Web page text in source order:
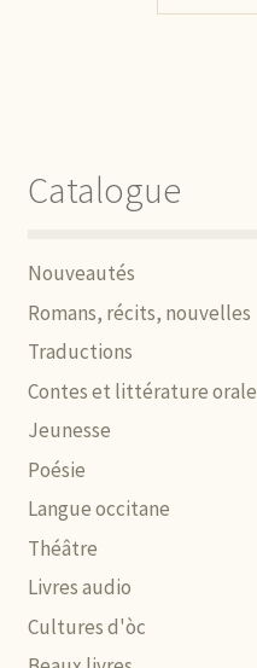
Catalogue
Nouveautés
Romans, récits, nouvelles
Traductions
Contes et littérature orale
Jeunesse
Poésie
Langue occitane
Théâtre
Livres audio
Cultures d'òc